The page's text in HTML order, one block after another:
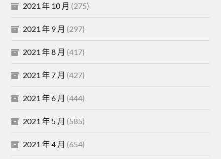
2021 年 10 月 (275)
2021 年 9 月 (297)
2021 年 8 月 (417)
2021 年 7 月 (427)
2021 年 6 月 (444)
2021 年 5 月 (585)
2021 年 4 月 (654)